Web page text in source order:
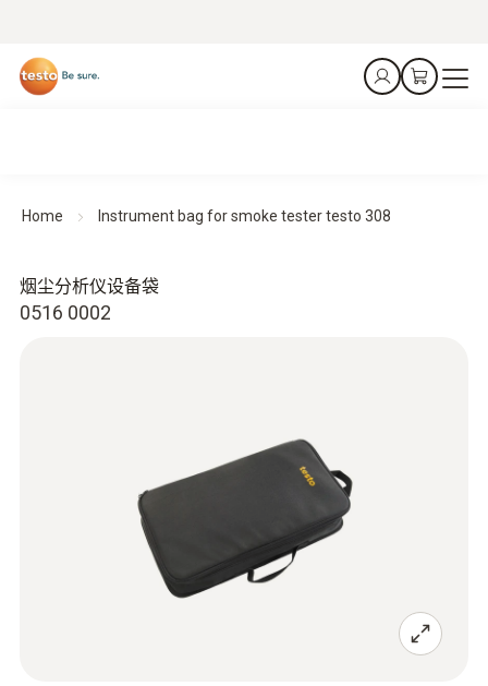
Home Instrument bag for smoke tester testo 308
0516 0002
烟尘分析仪设备袋